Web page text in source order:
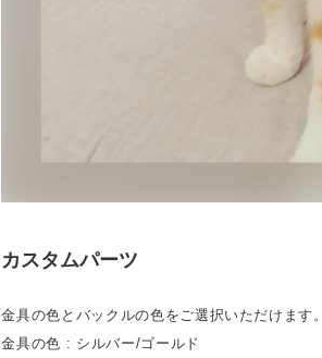
カスタムパーツ
金具の色とバックルの色をご選択いただけます。
金具の色 : シルバー/ゴールド